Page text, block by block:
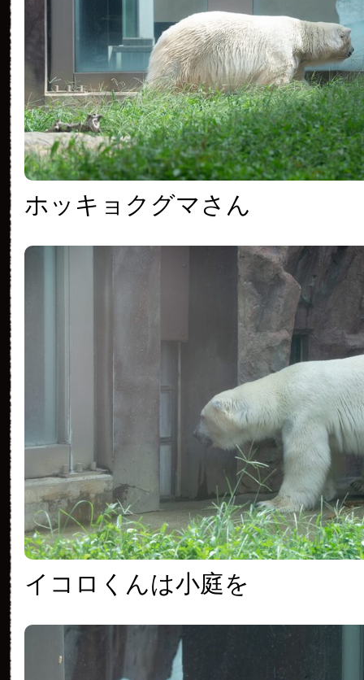
ホッキョクグマさん
イコロくんは小庭を